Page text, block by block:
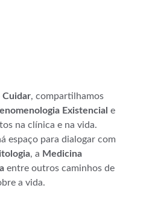
Cuidar, compartilhamos
Existencial e
na clínica e na vida.
espaço para dialogar com
, a Medicina
entre outros caminhos de
a vida.